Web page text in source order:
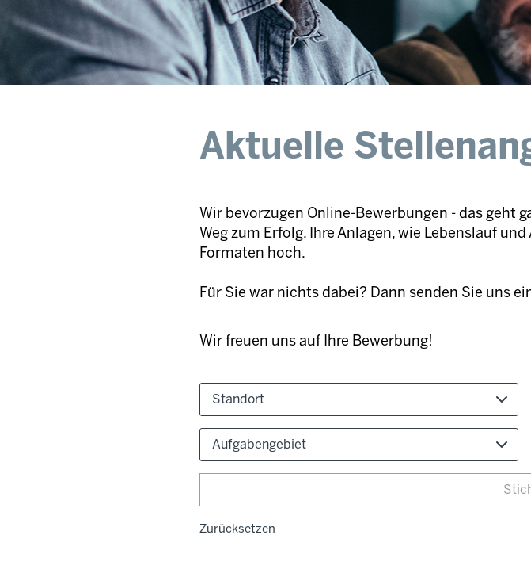
Aktuelle
Wir bevorzugen Online-Bewerbungen - das geht
Weg zum Erfolg. Ihre Anlagen, wie Lebenslauf
Formaten hoch.
Für Sie war nichts dabei? Dann senden Sie uns
Wir freuen uns auf Ihre Bewerbung!
Standort
Aufgabengebiet
Zurücksetzen